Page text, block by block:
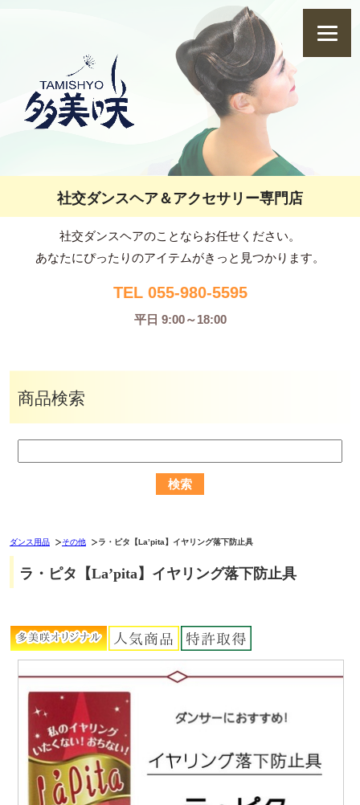
社交ダンスヘア＆アクセサリー専門店
社交ダンスヘアのことならお任せください。
あなたにぴったりのアイテムがきっと見つかります。
TEL 055-980-5595
平日 9:00～18:00
商品検索
ダンス用品 その他 ラ・ピタ【La’pita】イヤリング落下防止具
ラ・ピタ【La’pita】イヤリング落下防止具